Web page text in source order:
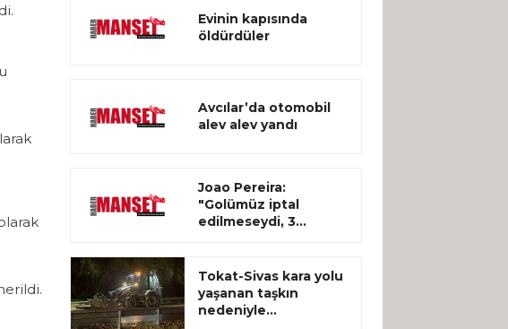
Evinin kapısında
öldürdüler
Avcılar’da otomobil
alev alev yandı
Joao Pereira:
"Golümüz iptal
edilmeseydi, 3...
Tokat-Sivas kara yolu
yaşanan taşkın
nedeniyle...